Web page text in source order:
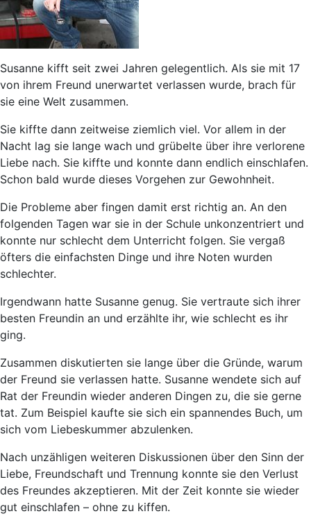
Susanne kifft seit zwei Jahren gelegentlich. Als sie mit 17
von ihrem Freund unerwartet verlassen wurde, brach für
sie eine Welt zusammen.
Sie kiffte dann zeitweise ziemlich viel. Vor allem in der
Nacht lag sie lange wach und grübelte über ihre verlorene
Liebe nach. Sie kiffte und konnte dann endlich einschlafen.
Schon bald wurde dieses Vorgehen zur Gewohnheit.
Die Probleme aber fingen damit erst richtig an. An den
folgenden Tagen war sie in der Schule unkonzentriert und
konnte nur schlecht dem Unterricht folgen. Sie vergaß
öfters die einfachsten Dinge und ihre Noten wurden
schlechter.
Irgendwann hatte Susanne genug. Sie vertraute sich ihrer
besten Freundin an und erzählte ihr, wie schlecht es ihr
ging.
Zusammen diskutierten sie lange über die Gründe, warum
der Freund sie verlassen hatte. Susanne wendete sich auf
Rat der Freundin wieder anderen Dingen zu, die sie gerne
tat. Zum Beispiel kaufte sie sich ein spannendes Buch, um
sich vom Liebeskummer abzulenken.
Nach unzähligen weiteren Diskussionen über den Sinn der
Liebe, Freundschaft und Trennung konnte sie den Verlust
des Freundes akzeptieren. Mit der Zeit konnte sie wieder
gut einschlafen – ohne zu kiffen.